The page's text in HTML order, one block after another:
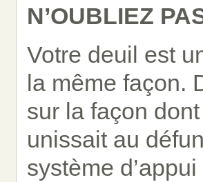
N’OUBLIEZ
Votre deuil est
la même façon.
sur la façon
unissait au
système